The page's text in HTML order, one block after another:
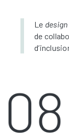
Le
de